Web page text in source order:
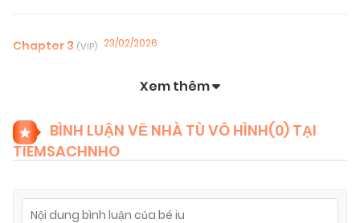
Chapter 3 (VIP) 23/02/2026
Chapter 1(VIP) 23/02/2026
Xem thêm
BÌNH LUẬN VỀ NHÀ TÙ VÔ HÌNH(0) TẠI
TIEMSACHNHO